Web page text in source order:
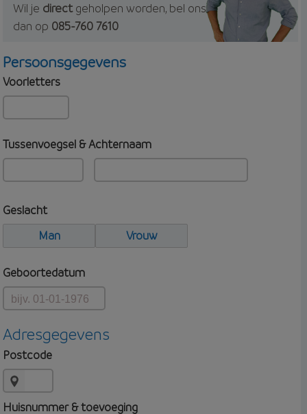
Wil je directgeholpen worden, bel ons
dan op 085-760 7610
Persoonsgegevens
Voorletters
Tussenvoegsel & Achternaam
Geslacht
Man
Vrouw
Geboortedatum
Adresgegevens
Postcode
Huisnummer & toevoeging